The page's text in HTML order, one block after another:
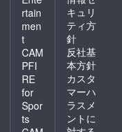
rtain
men
t
CAM
PFI
RE
for
Spor
ts
キュリ
ティ方
針
反社基
本方針
カスタ
マーハ
ラスメ
ントに